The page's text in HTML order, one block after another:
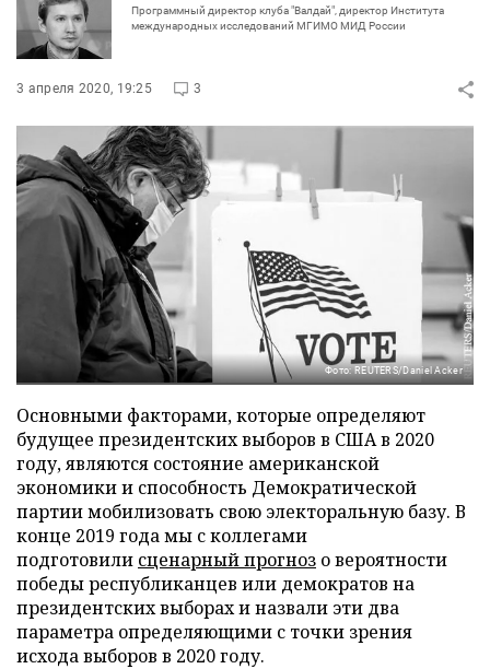
Программный директор клуба "Валдай", директор Института
международных исследований МГИМО МИД России
3 апреля 2020, 19:25 3
Фото: REUTERS/Daniel Acker
Основными факторами, которые определяют
будущее президентских выборов в США в 2020
году, являются состояние американской
экономики и способность Демократической
партии мобилизовать свою электоральную базу. В
конце 2019 года мы с коллегами
подготовили сценарный прогноз о вероятности
победы республиканцев или демократов на
президентских выборах и назвали эти два
параметра определяющими с точки зрения
исхода выборов в 2020 году.